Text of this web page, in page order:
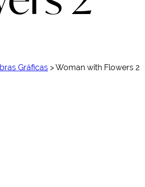
Gráficas >Woman with Flowers 2